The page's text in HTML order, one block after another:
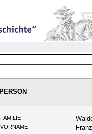
PERSON
FAMILIE
VORNAME